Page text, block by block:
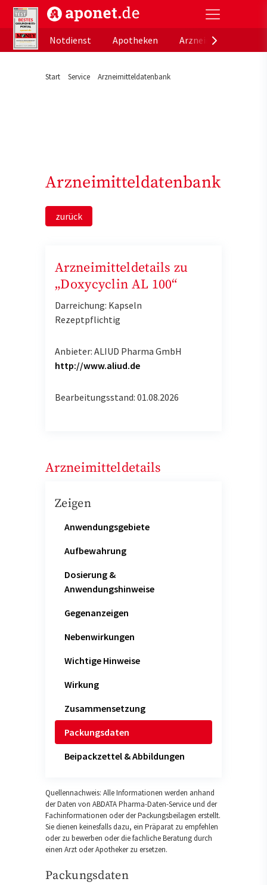
aponet.de - Das offizielle Gesundheitsportal der
Notdienst
Apotheken
Start Service Arzneimitteldatenbank
Arzneimitteldatenbank
zurück
Arzneimitteldetails zu
„Doxycyclin AL 100“
Darreichung: Kapseln
Rezeptpflichtig
Anbieter: ALIUD Pharma GmbH
http://www.aliud.de
Bearbeitungsstand: 01.08.2026
Arzneimitteldetails
Zeigen
Anwendungsgebiete
Aufbewahrung
Dosierung &
Anwendungshinweise
Gegenanzeigen
Nebenwirkungen
Wichtige Hinweise
Wirkung
Zusammensetzung
Packungsdaten
Beipackzettel & Abbildungen
Quellennachweis: Alle Informationen werden anhand
der Daten von ABDATA Pharma-Daten-Service und der
Fachinformationen oder der Packungsbeilagen erstellt.
Sie dienen keinesfalls dazu, ein Präparat zu empfehlen
oder zu bewerben oder die fachliche Beratung durch
einen Arzt oder Apotheker zu ersetzen.
Packungsdaten